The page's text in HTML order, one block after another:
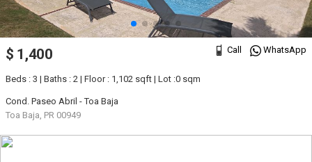
Call WhatsApp
$ 1,400
Beds : 3 | Baths : 2 | Floor : 1,102 sqft | Lot :0 sqm
Cond. Paseo Abril - Toa Baja
Toa Baja, PR 00949